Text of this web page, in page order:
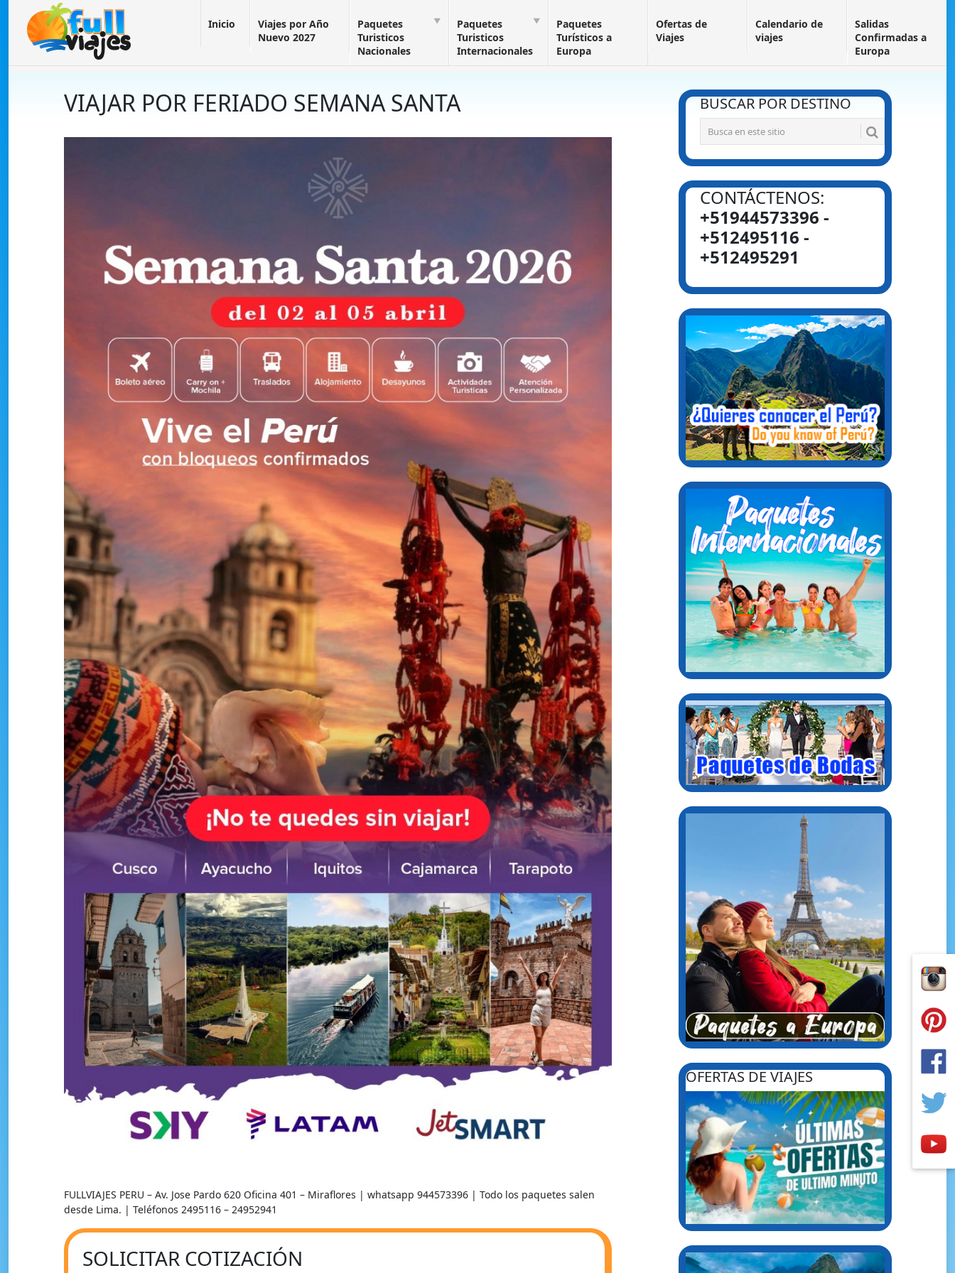
Inicio
Viajes por Año
Nuevo 2027
Paquetes
Turisticos
Nacionales
Paquetes
Turisticos
Internacionales
Paquetes
Turísticos a
Europa
Ofertas de
Viajes
Calendario de
viajes
Salidas
Confirmadas a
Europa
VIAJAR POR FERIADO SEMANA SANTA
FULLVIAJES PERU – Av. Jose Pardo 620 Oficina 401 – Miraflores | whatsapp 944573396 | Todo los paquetes salen
desde Lima. | Teléfonos 2495116 – 24952941
SOLICITAR COTIZACIÓN
BUSCAR POR DESTINO
CONTÁCTENOS:
+51944573396 -
+512495116 -
+512495291
OFERTAS DE VIAJES